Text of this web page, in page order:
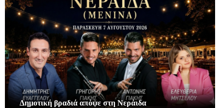
Δημοτική βραδιά απόψε στη Νεράιδα